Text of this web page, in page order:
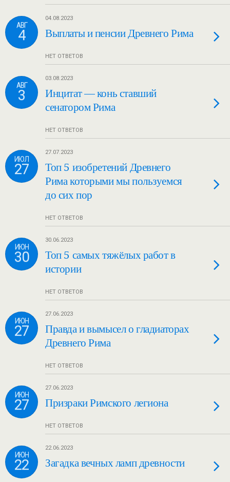
АВГ
4
04.08.2023
Выплаты и пенсии Древнего Рима
НЕТ ОТВЕТОВ
АВГ
3
03.08.2023
Инцитат — конь ставший
сенатором Рима
НЕТ ОТВЕТОВ
ИЮЛ
27
27.07.2023
Топ 5 изобретений Древнего
Рима которыми мы пользуемся
до сих пор
НЕТ ОТВЕТОВ
ИЮН
30
30.06.2023
Топ 5 самых тяжёлых работ в
истории
НЕТ ОТВЕТОВ
ИЮН
27
27.06.2023
Правда и вымысел о гладиаторах
Древнего Рима
НЕТ ОТВЕТОВ
ИЮН
27
27.06.2023
Призраки Римского легиона
НЕТ ОТВЕТОВ
ИЮН
22
22.06.2023
Загадка вечных ламп древности